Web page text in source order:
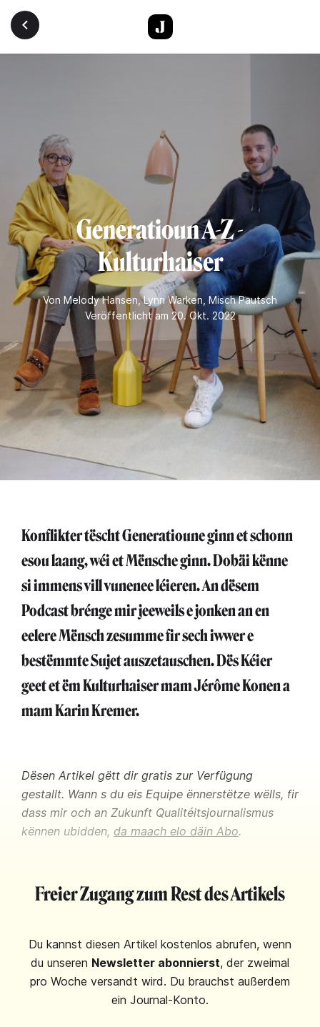
Direkt zum Inhalt
Generatioun A-Z -
Kulturhaiser
Von Melody Hansen ,Lynn Warken Misch Pautsch
Veröffentlicht am 20. Okt. 2022
Konflikter tëscht Generatioune ginn et schonn
esou laang, wéi et Mënsche ginn. Dobäi kënne
si immens vill vunenee léieren. An dësem
Podcast brénge mir jeeweils e jonken an en
eelere Mënsch zesumme fir sech iwwer e
bestëmmte Sujet auszetauschen. Dës Kéier
geet et ëm Kulturhaiser mam Jérôme Konen a
mam Karin Kremer.
Dësen Artikel gëtt dir gratis zur Verfügung
gestallt. Wann s du eis Equipe ënnerstëtze wëlls, fir
dass mir och an Zukunft Qualitéitsjournalismus
kënnen ubidden, da maach elo däin Abo.
Freier Zugang zum Rest des Artikels
Du kannst diesen Artikel kostenlos abrufen, wenn
du unseren Newsletter abonnierst, der zweimal
pro Woche versandt wird. Du brauchst außerdem
ein Journal-Konto.